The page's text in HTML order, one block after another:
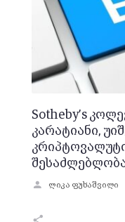
Sotheby’s
კარატიანი,
ლიკა ფუხაშვილი